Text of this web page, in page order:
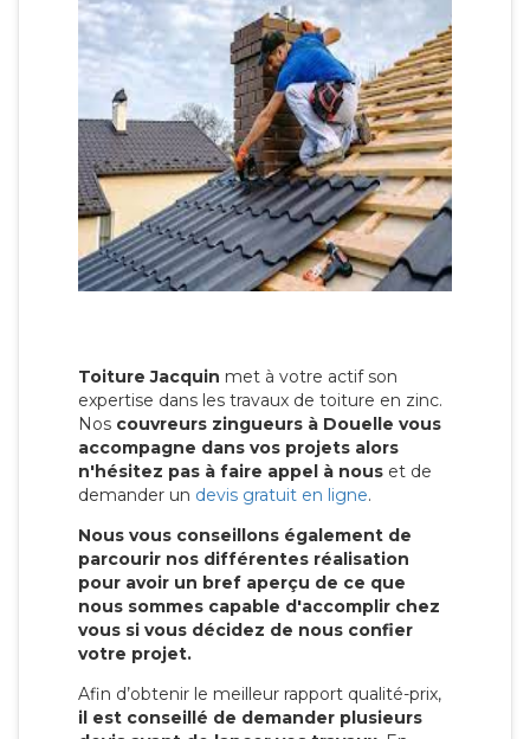
Toiture Jacquin met à votre actif son
expertise dans les travaux de toiture en zinc.
Nos couvreurs zingueurs à Douelle vous
accompagne dans vos projets alors
n'hésitez pas à faire appel à nous et de
demander un devis gratuit en ligne.
Nous vous conseillons également de
parcourir nos différentes réalisation
pour avoir un bref aperçu de ce que
nous sommes capable d'accomplir chez
vous si vous décidez de nous confier
votre projet.
Afin d’obtenir le meilleur rapport qualité-prix,
il est conseillé de demander plusieurs